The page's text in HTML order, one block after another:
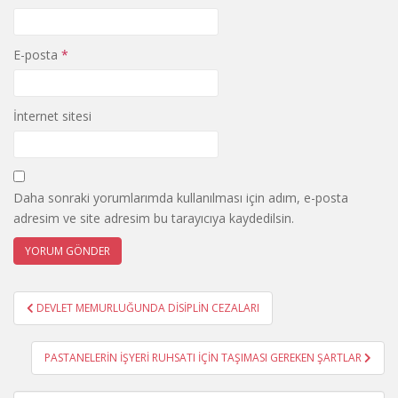
E-posta *
İnternet sitesi
Daha sonraki yorumlarımda kullanılması için adım, e-posta
adresim ve site adresim bu tarayıcıya kaydedilsin.
Yazı
gezinmesi
DEVLET MEMURLUĞUNDA DİSİPLİN CEZALARI
PASTANELERİN İŞYERİ RUHSATI İÇİN TAŞIMASI GEREKEN ŞARTLAR